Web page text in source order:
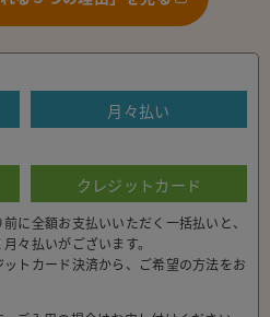
月々払い
クレジットカード
に全額お支払いいただく一括払いと、
々払いがございます。
トカード決済から、ご希望の方法をお